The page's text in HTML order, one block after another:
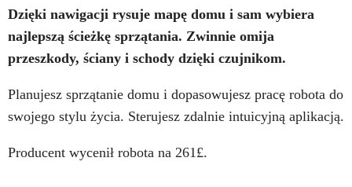
Dzięki nawigacji rysuje mapę domu i sam wybiera
najlepszą ścieżkę sprzątania. Zwinnie omija
przeszkody, ściany i schody dzięki czujnikom.
Planujesz sprzątanie domu i dopasowujesz pracę robota do
swojego stylu życia. Sterujesz zdalnie intuicyjną aplikacją.
Producent wycenił robota na 261£.